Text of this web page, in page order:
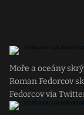
Moře a oceány
Roman Fedorcov
Fedorcov via